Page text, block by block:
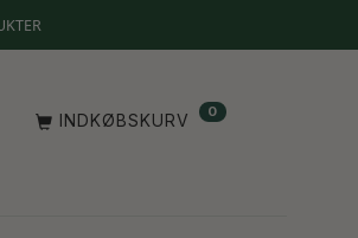
INDKØBSKURV 0